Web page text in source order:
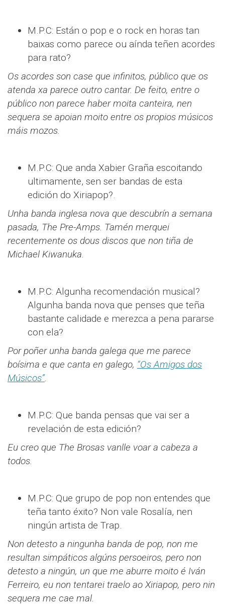
M.P.C: Están o pop e o rock en horas tan
baixas como parece ou aínda teñen acordes
para rato?
Os acordes son case que infinitos, público que os
atenda xa parece outro cantar. De feito, entre o
público non parece haber moita canteira, nen
sequera se apoian moito entre os propios músicos
máis mozos.
M.P.C: Que anda Xabier Graña escoitando
ultimamente, sen ser bandas de esta
edición do Xiriapop?.
Unha banda inglesa nova que descubrín a semana
pasada, The Pre-Amps. Tamén merquei
recentemente os dous discos que non tiña de
Michael Kiwanuka.
M.P.C: Algunha recomendación musical?
Algunha banda nova que penses que teña
bastante calidade e merezca a pena pararse
con ela?
Por poñer unha banda galega que me parece
boísima e que canta en galego, “Os Amigos dos
Músicos”.
M.P.C: Que banda pensas que vai ser a
revelación de esta edición?
Eu creo que The Brosas vanlle voar a cabeza a
todos.
M.P.C: Que grupo de pop non entendes que
teña tanto éxito? Non vale Rosalía, nen
ningún artista de Trap.
Non detesto a ningunha banda de pop, non me
resultan simpáticos algúns persoeiros, pero non
detesto a ningún, un que me aburre moito é Iván
Ferreiro, eu non tentarei traelo ao Xiriapop, pero nin
sequera me cae mal.